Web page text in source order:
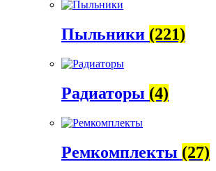
Пыльники (221)
Радиаторы (4)
Ремкомплекты (27)